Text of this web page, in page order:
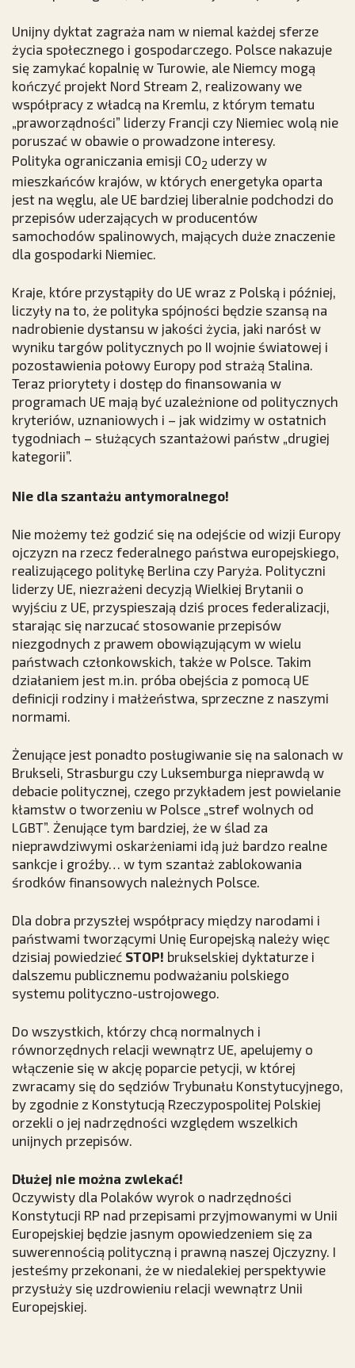
Unijny dyktat zagraża nam w niemal każdej sferze
życia społecznego i gospodarczego. Polsce nakazuje
się zamykać kopalnię w Turowie, ale Niemcy mogą
kończyć projekt Nord Stream 2, realizowany we
współpracy z władcą na Kremlu, z którym tematu
„praworządności” liderzy Francji czy Niemiec wolą nie
poruszać w obawie o prowadzone interesy.
Polityka ograniczania emisji CO2 uderzy w
mieszkańców krajów, w których energetyka oparta
jest na węglu, ale UE bardziej liberalnie podchodzi do
przepisów uderzających w producentów
samochodów spalinowych, mających duże znaczenie
dla gospodarki Niemiec.
Kraje, które przystąpiły do UE wraz z Polską i później,
liczyły na to, że polityka spójności będzie szansą na
nadrobienie dystansu w jakości życia, jaki narósł w
wyniku targów politycznych po II wojnie światowej i
pozostawienia połowy Europy pod strażą Stalina.
Teraz priorytety i dostęp do finansowania w
programach UE mają być uzależnione od politycznych
kryteriów, uznaniowych i – jak widzimy w ostatnich
tygodniach – służących szantażowi państw „drugiej
kategorii”.
Nie dla szantażu antymoralnego!
Nie możemy też godzić się na odejście od wizji Europy
ojczyzn na rzecz federalnego państwa europejskiego,
realizującego politykę Berlina czy Paryża. Polityczni
liderzy UE, niezrażeni decyzją Wielkiej Brytanii o
wyjściu z UE, przyspieszają dziś proces federalizacji,
starając się narzucać stosowanie przepisów
niezgodnych z prawem obowiązującym w wielu
państwach członkowskich, także w Polsce. Takim
działaniem jest m.in. próba obejścia z pomocą UE
definicji rodziny i małżeństwa, sprzeczne z naszymi
normami.
Żenujące jest ponadto posługiwanie się na salonach w
Brukseli, Strasburgu czy Luksemburga nieprawdą w
debacie politycznej, czego przykładem jest powielanie
kłamstw o tworzeniu w Polsce „stref wolnych od
LGBT”. Żenujące tym bardziej, że w ślad za
nieprawdziwymi oskarżeniami idą już bardzo realne
sankcje i groźby… w tym szantaż zablokowania
środków finansowych należnych Polsce.
Dla dobra przyszłej współpracy między narodami i
państwami tworzącymi Unię Europejską należy więc
dzisiaj powiedzieć STOP! brukselskiej dyktaturze i
dalszemu publicznemu podważaniu polskiego
systemu polityczno-ustrojowego.
Do wszystkich, którzy chcą normalnych i
równorzędnych relacji wewnątrz UE, apelujemy o
włączenie się w akcję poparcie petycji, w której
zwracamy się do sędziów Trybunału Konstytucyjnego,
by zgodnie z Konstytucją Rzeczypospolitej Polskiej
orzekli o jej nadrzędności względem wszelkich
unijnych przepisów.
Dłużej nie można zwlekać!
Oczywisty dla Polaków wyrok o nadrzędności
Konstytucji RP nad przepisami przyjmowanymi w Unii
Europejskiej będzie jasnym opowiedzeniem się za
suwerennością polityczną i prawną naszej Ojczyzny. I
jesteśmy przekonani, że w niedalekiej perspektywie
przysłuży się uzdrowieniu relacji wewnątrz Unii
Europejskiej.